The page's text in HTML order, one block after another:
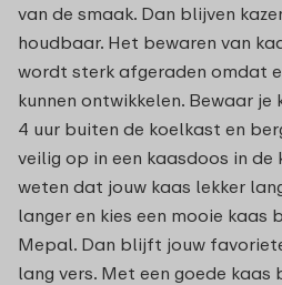
van de smaak. Dan blijven
houdbaar. Het bewaren van
wordt sterk afgeraden omdat
kunnen ontwikkelen. Bewaar
4 uur buiten de koelkast en
veilig op in een kaasdoos in de
weten dat jouw kaas lekker
langer en kies een mooie kaas
Mepal. Dan blijft jouw
lang vers. Met een goede kaas